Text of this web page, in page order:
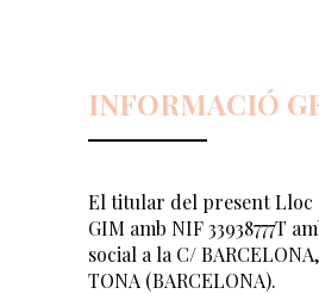
INFORMACIÓ
El titular del present Lloc
GIM amb NIF 33938777T
social a la C/
TONA (BARCELONA).